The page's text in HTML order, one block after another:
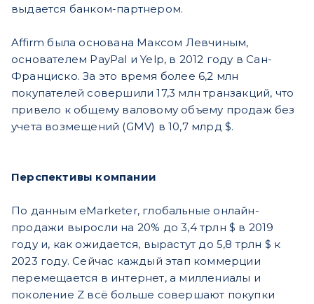
выдается банком-партнером.
Affirm была основана Максом Левчиным,
основателем PayPal и Yelp, в 2012 году в Сан-
Франциско. За это время более 6,2 млн
покупателей совершили 17,3 млн транзакций, что
привело к общему валовому объему продаж без
учета возмещений (GMV) в 10,7 млрд $.
Перспективы компании
По данным eMarketer, глобальные онлайн-
продажи выросли на 20% до 3,4 трлн $ в 2019
году и, как ожидается, вырастут до 5,8 трлн $ к
2023 году. Сейчас каждый этап коммерции
перемещается в интернет, а миллениалы и
поколение Z всё больше совершают покупки